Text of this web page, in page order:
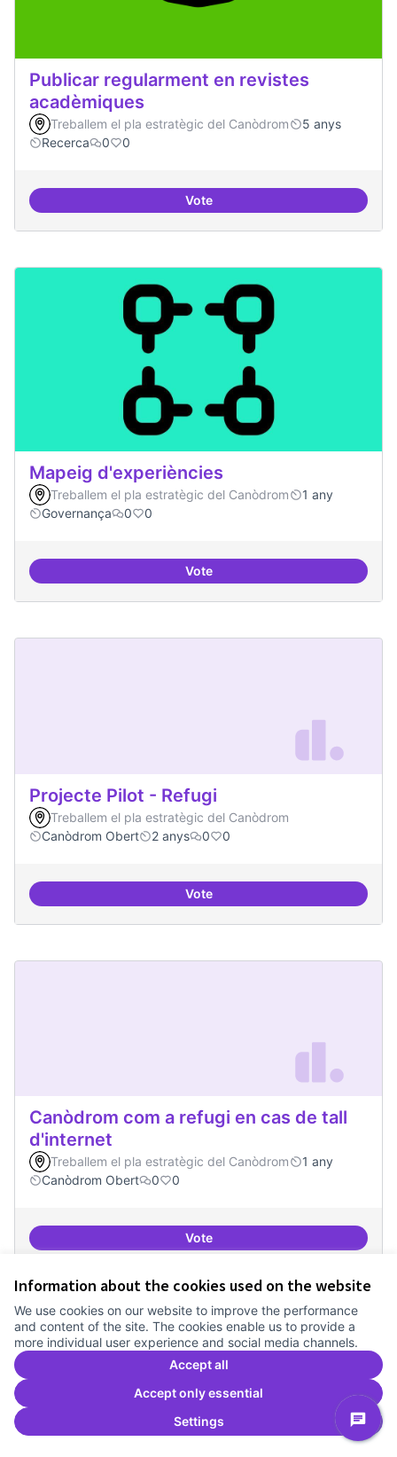
Information about the cookies used on the website
We use cookies on our website to improve the performance
and content of the site. The cookies enable us to provide a
more individual user experience and social media channels.
Accept all
Accept only essential
Settings
Publicar regularment en revistes
acadèmiques
Treballem el pla estratègic del Canòdrom
5 anys
Recerca
0 0
VotePublicar regularment en
Mapeig d'experiències
Treballem el pla estratègic del Canòdrom
1 any
Governança
0 0
VoteMapeig d'experiències
Projecte Pilot - Refugi
Treballem el pla estratègic del Canòdrom
Canòdrom Obert
2 anys 0 0
VoteProjecte Pilot - Refugi
Canòdrom com a refugi en cas de tall
d'internet
Treballem el pla estratègic del Canòdrom
1 any
Canòdrom Obert
0 0
VoteCanòdrom com a refugi en cas